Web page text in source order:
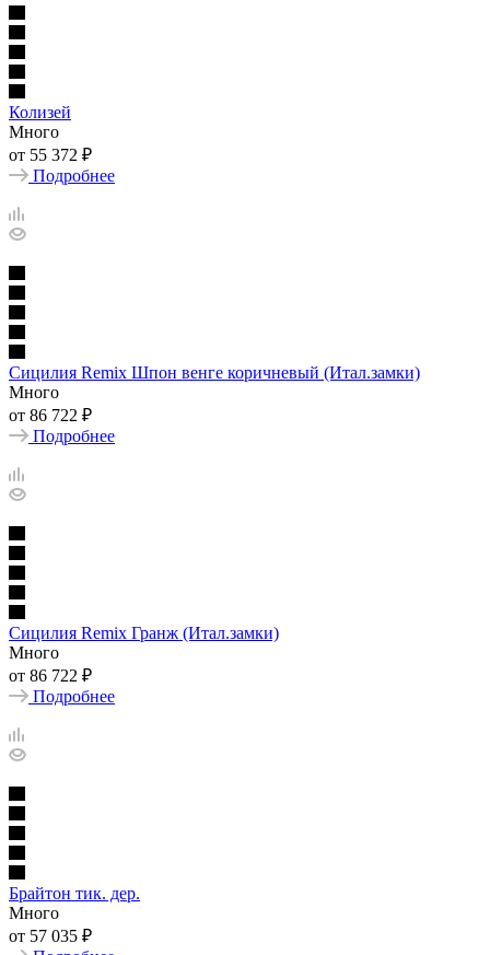
Колизей
Много
от 55 372 ₽
Подробнее
Сицилия Remix Шпон венге коричневый (Итал.замки)
Много
от 86 722 ₽
Подробнее
Сицилия Remix Гранж (Итал.замки)
Много
от 86 722 ₽
Подробнее
Брайтон тик. дер.
Много
от 57 035 ₽